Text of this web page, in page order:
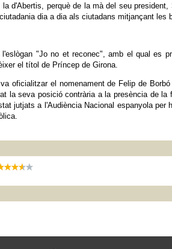
d'Abertis, perquè de la mà del seu president,
dia a dia als ciutadans mitjançant les
"Jo no et reconec", amb el qual es
el títol de Príncep de Girona.
oficialitzar el nomenament de Felip de
la seva posició contrària a la presència de la
jutjats a l'Audiència Nacional espanyola per